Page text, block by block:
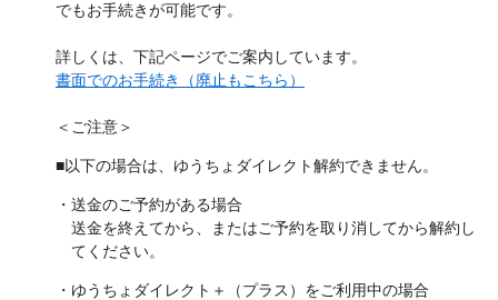
でもお手続きが可能です。
詳しくは、下記ページでご案内しています。
書面でのお手続き（廃止もこちら）
＜ご注意＞
■以下の場合は、ゆうちょダイレクト解約できません。
・送金のご予約がある場合
送金を終えてから、またはご予約を取り消してから解約し
てください。
・ゆうちょダイレクト＋（プラス）をご利用中の場合